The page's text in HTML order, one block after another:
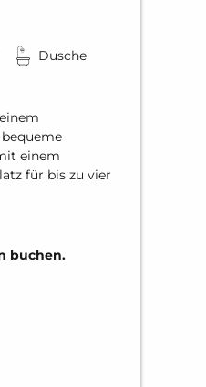
Dusche
einem
für bis zu vier
buchen.